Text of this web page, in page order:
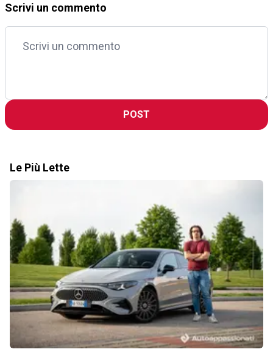
Scrivi un commento
POST
Le Più Lette